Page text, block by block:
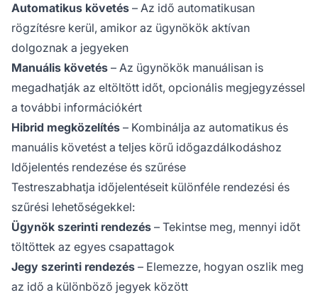
Automatikus követés – Az idő automatikusan
rögzítésre kerül, amikor az ügynökök aktívan
dolgoznak a jegyeken
Manuális követés – Az ügynökök manuálisan is
megadhatják az eltöltött időt, opcionális megjegyzéssel
a további információkért
Hibrid megközelítés – Kombinálja az automatikus és
manuális követést a teljes körű időgazdálkodáshoz
Időjelentés rendezése és szűrése
Testreszabhatja időjelentéseit különféle rendezési és
szűrési lehetőségekkel:
Ügynök szerinti rendezés – Tekintse meg, mennyi időt
töltöttek az egyes csapattagok
Jegy szerinti rendezés – Elemezze, hogyan oszlik meg
az idő a különböző jegyek között